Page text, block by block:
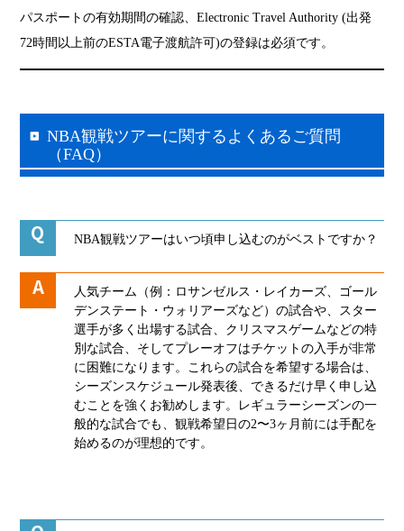
パスポートの有効期間の確認、Electronic Travel Authority (出発
72時間以上前のESTA電子渡航許可)の登録は必須です。
NBA観戦ツアーに関するよくあるご質問
（FAQ）
NBA観戦ツアーはいつ頃申し込むのがベストですか？
人気チーム（例：ロサンゼルス・レイカーズ、ゴール
デンステート・ウォリアーズなど）の試合や、スター
選手が多く出場する試合、クリスマスゲームなどの特
別な試合、そしてプレーオフはチケットの入手が非常
に困難になります。これらの試合を希望する場合は、
シーズンスケジュール発表後、できるだけ早く申し込
むことを強くお勧めします。レギュラーシーズンの一
般的な試合でも、観戦希望日の2〜3ヶ月前には手配を
始めるのが理想的です。